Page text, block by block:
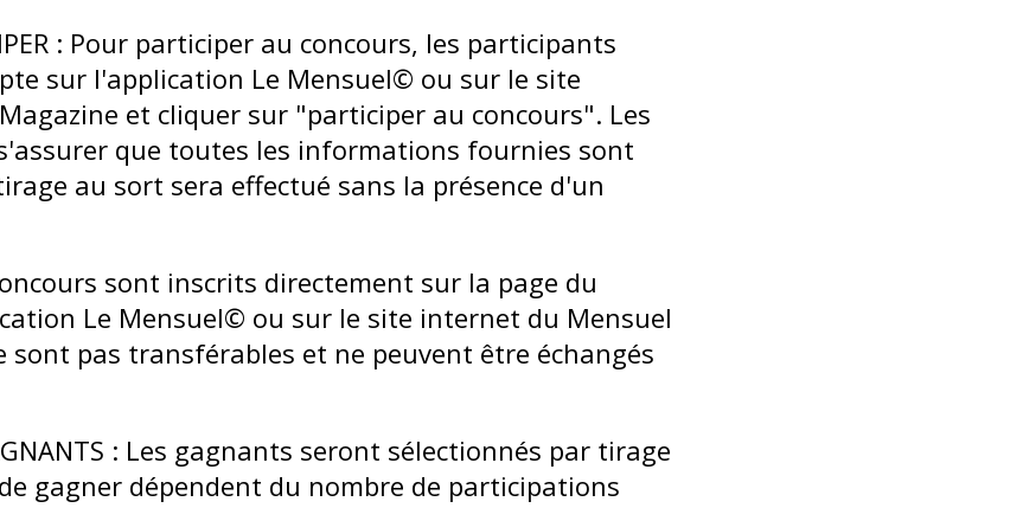
: Pour participer au concours, les participants
sur l'application Le Mensuel© ou sur le site
et cliquer sur "participer au concours". Les
que toutes les informations fournies sont
au sort sera effectué sans la présence d'un
sont inscrits directement sur la page du
Le Mensuel© ou sur le site internet du Mensuel
sont pas transférables et ne peuvent être échangés
: Les gagnants seront sélectionnés par tirage
gagner dépendent du nombre de participations